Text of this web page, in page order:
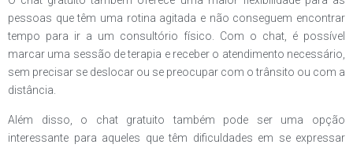
pessoas que têm uma rotina agitada e não conseguem encontrar
tempo para ir a um consultório físico. Com o chat, é possível
marcar uma sessão de terapia e receber o atendimento necessário,
sem precisar se deslocar ou se preocupar com o trânsito ou com a
distância.
Além disso, o chat gratuito também pode ser uma opção
interessante para aqueles que têm dificuldades em se expressar